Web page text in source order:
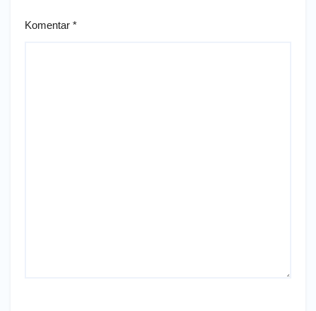
Komentar *